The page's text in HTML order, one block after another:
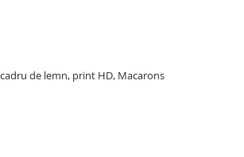
de lemn, print HD, Macarons